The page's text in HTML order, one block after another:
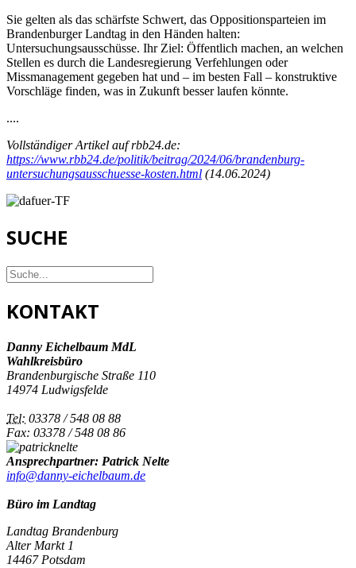
Sie gelten als das schärfste Schwert, das Oppositionsparteien im
Brandenburger Landtag in den Händen halten:
Untersuchungsausschüsse. Ihr Ziel: Öffentlich machen, an welchen
Stellen es durch die Landesregierung Verfehlungen oder
Missmanagement gegeben hat und – im besten Fall – konstruktive
Vorschläge finden, was in Zukunft besser laufen könnte.
....
Vollständiger Artikel auf rbb24.de:
https://www.rbb24.de/politik/beitrag/2024/06/brandenburg-
untersuchungsausschuesse-kosten.html (14.06.2024)
SUCHE
KONTAKT
Danny Eichelbaum MdL
Wahlkreisbüro
Brandenburgische Straße 110
14974 Ludwigsfelde
Tel: 03378 / 548 08 88
Fax: 03378 / 548 08 86
Ansprechpartner: Patrick Nelte
info@danny-eichelbaum.de
Büro im Landtag
Landtag Brandenburg
Alter Markt 1
14467 Potsdam